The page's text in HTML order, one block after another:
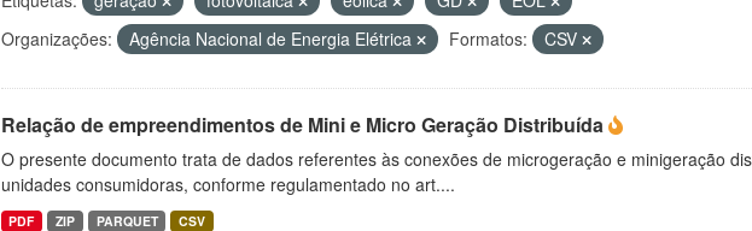
Organizações:
Agência Nacional de Energia Elétrica Formatos: CSV
Relação de empreendimentos de Mini e Micro Geração Distribuída
O presente documento trata de dados referentes às conexões de microgeração e minigeração
unidades consumidoras, conforme regulamentado no art....
PDF ZIP PARQUET CSV